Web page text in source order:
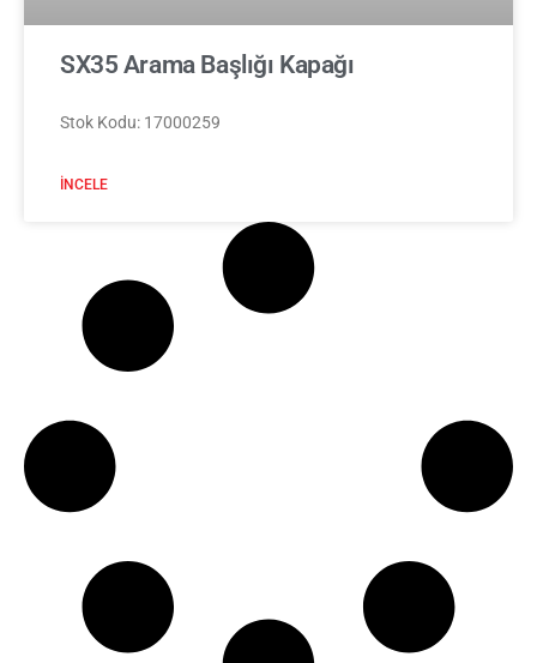
SX35 Arama Başlığı Kapağı
Stok Kodu: 17000259
İNCELE